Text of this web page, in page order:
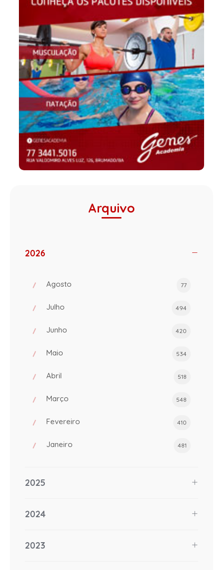
Arquivo
2026
Agosto 77
Julho 494
Junho 420
Maio 534
Abril 518
Março 548
Fevereiro 410
Janeiro 481
2025
2024
2023